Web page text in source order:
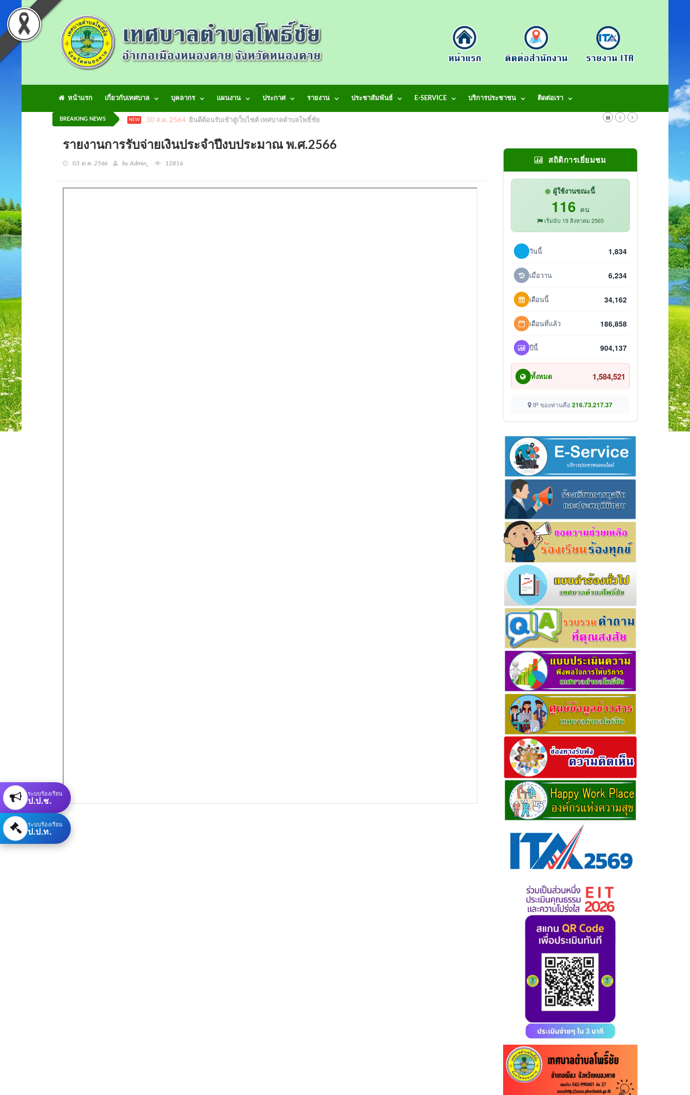
หน้าแรก เกี่ยวกับเทศบาล บุคลากร แผนงาน ประกาศ รายงาน ประชาสัมพันธ์ E-SERVICE บริการประชาชน ติดต่อเรา
BREAKING NEWS NEW 30 ส.ค. 2564 ยินดีต้อนรับเข้าสู่เว็บไซต์ เทศบาลตำบลโพธิ์ชัย
รายงานการรับจ่ายเงินประจำปีงบประมาณ พ.ศ.2566
03 ต.ค. 2566 by Admin_ 12816 สถิติการเยี่ยมชม
ผู้ใช้งานขณะนี้
116 คน
เริ่มนับ 19 สิงหาคม 2565
วันนี้ 1,834
เมื่อวาน 6,234
เดือนนี้ 34,162
เดือนที่แล้ว 186,858
ปีนี้ 904,137
ทั้งหมด 1,584,521
IP ของท่านคือ216.73.217.37
ระบบร้องเรียน
ป.ป.ช.
ระบบร้องเรียน
ป.ป.ท.